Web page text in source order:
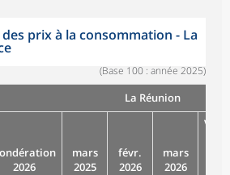
prix à la consommation - La
(Base 100 : année 2025)
La Réunion
2026
mars
2025
févr.
2026
mars
2026